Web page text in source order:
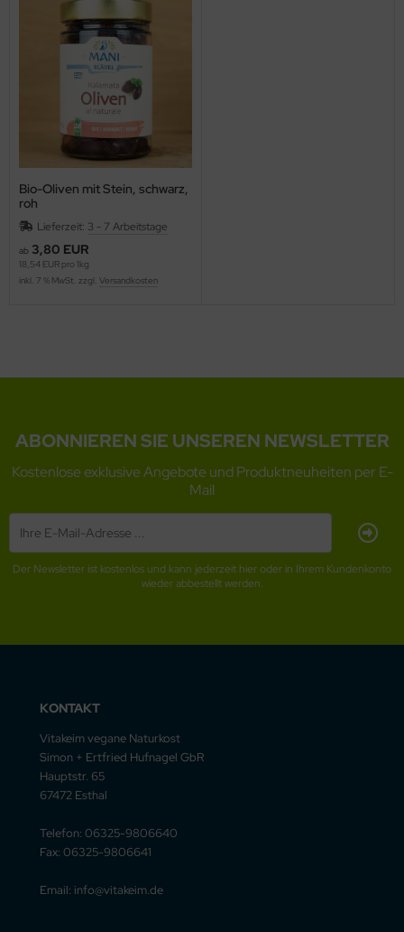
Bio-Oliven mit Stein, schwarz,
roh
Lieferzeit: 3 - 7 Arbeitstage
ab 3,80 EUR
18,54 EUR pro 1kg
inkl. 7 % MwSt. zzgl. Versandkosten
ABONNIEREN SIE UNSEREN NEWSLETTER
Kostenlose exklusive Angebote und Produktneuheiten per E-
Mail
Der Newsletter ist kostenlos und kann jederzeit hier oder in Ihrem Kundenkonto
wieder abbestellt werden.
KONTAKT
Vitakeim vegane Naturkost
Simon + Ertfried Hufnagel GbR
Hauptstr. 65
67472 Esthal
Telefon: 06325-9806640
Fax: 06325-9806641
Email: info@vitakeim.de